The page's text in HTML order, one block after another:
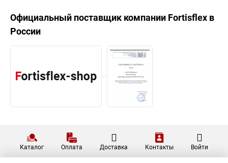
Официальный поставщик компании Fortisflex в
России
Каталог Оплата Доставка Контакты Войти